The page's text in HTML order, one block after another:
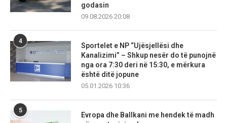
godasin
09.08.2026 20:08
4
Sportelet e NP “Ujësjellësi dhe
Kanalizimi” – Shkup nesër do të punojnë
nga ora 7:30 deri në 15:30, e mërkura
është ditë jopune
05.01.2026 10:36
5
Evropa dhe Ballkani me hendek të madh